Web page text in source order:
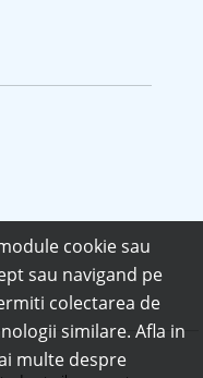
cookie sau
sau navigand pe
colectarea de
similare. Afla in
multe despre